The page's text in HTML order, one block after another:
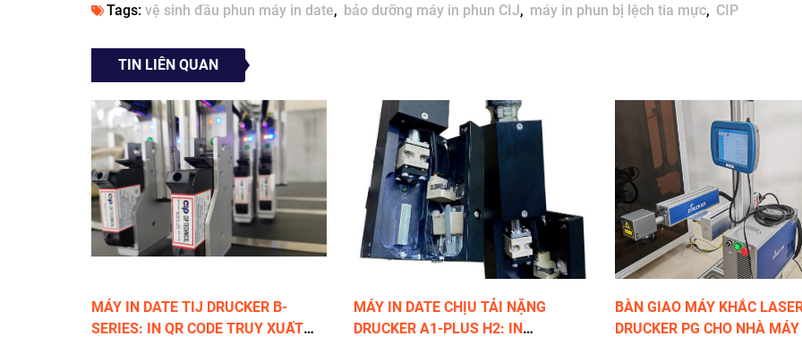
Tags: vệ sinh đầu phun máy in date bảo dưỡng máy in phun CIJ máy in phun bị lệch tia mực CIP
TIN LIÊN QUAN
MÁY IN DATE TIJ DRUCKER B-
SERIES: IN QR CODE TRUY XUẤT
MÁY IN DATE CHỊU TẢI NẶNG
DRUCKER Α1-PLUS H2: IN
BÀN GIAO MÁY KHẮC
DRUCKER PG CHO NHÀ